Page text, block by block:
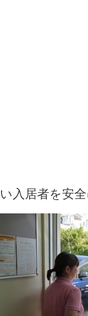
入居者を安